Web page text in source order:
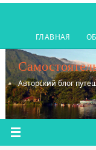
содержимому
ГЛАВНАЯ
Авторский блог